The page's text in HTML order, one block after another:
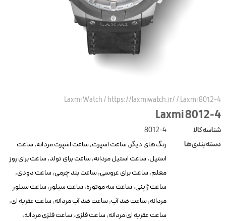
Laxmi Watch/https://laxmiwatch.ir//Laxmi
Laxmi 8012-
کالا
8012-4
رنگ‌های دیگر,ساعت اسپرت,ساعت اسپرت مردانه,ساعت
استیل,ساعت استیل مردانه,ساعت برای تولد,ساعت برای روز
معلم,ساعت برای عروسی,ساعت بند چرمی,ساعت دودی,
ساعت ژاپنی,ساعت سه موتوره,ساعت سیلور,ساعت سیلور
مردانه,ساعت ضد آب,ساعت ضد آب مردانه,ساعت عقربه ای,
ساعت عقربه ای مردانه,ساعت فلزی,ساعت فلزی مردانه,